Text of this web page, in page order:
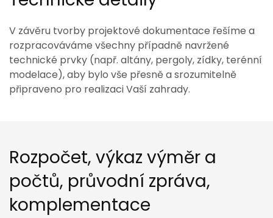
V závěru tvorby projektové dokumentace řešíme a
rozpracováváme všechny případně navržené
technické prvky (např. altány, pergoly, zídky, terénní
modelace), aby bylo vše přesně a srozumitelně
připraveno pro realizaci Vaší zahrady.
Rozpočet, výkaz výměr a
počtů, průvodní zpráva,
komplementace